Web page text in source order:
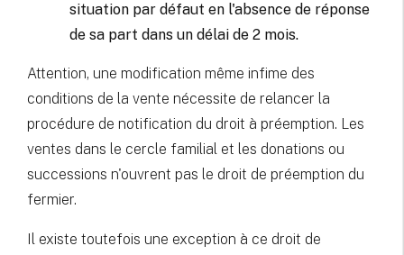
situation par défaut en l'absence de réponse
de sa part dans un délai de 2 mois.
Attention, une modification même infime des
conditions de la vente nécessite de relancer la
procédure de notification du droit à préemption. Les
ventes dans le cercle familial et les donations ou
successions n'ouvrent pas le droit de préemption du
fermier.
Il existe toutefois une exception à ce droit de